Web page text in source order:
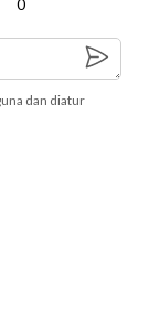
0
dan diatur